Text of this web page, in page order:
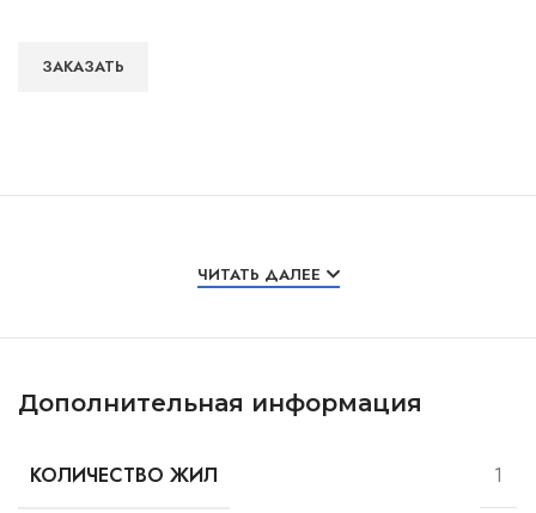
ЗАКАЗАТЬ
ЧИТАТЬ ДАЛЕЕ
Дополнительная информация
КОЛИЧЕСТВО ЖИЛ 1